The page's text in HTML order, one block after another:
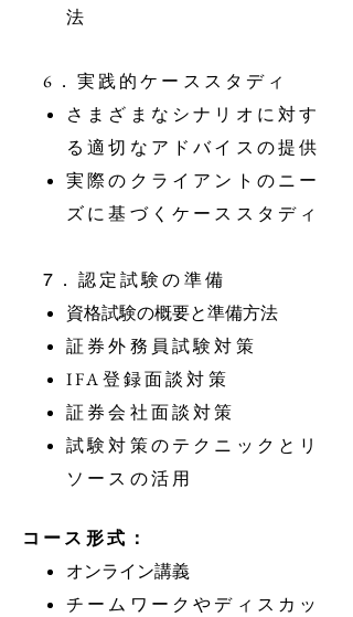
法
6．実践的ケーススタディ
さまざまなシナリオに対す
る適切なアドバイスの提供
実際のクライアントのニー
ズに基づくケーススタディ
7． 認定試験の準備
資格試験の概要と準備方法
証券外務員試験対策
IFA登録面談対策
証券会社面談対策
試験対策のテクニックとリ
ソースの活用
コース形式：
オンライン講義
チームワークやディスカッ